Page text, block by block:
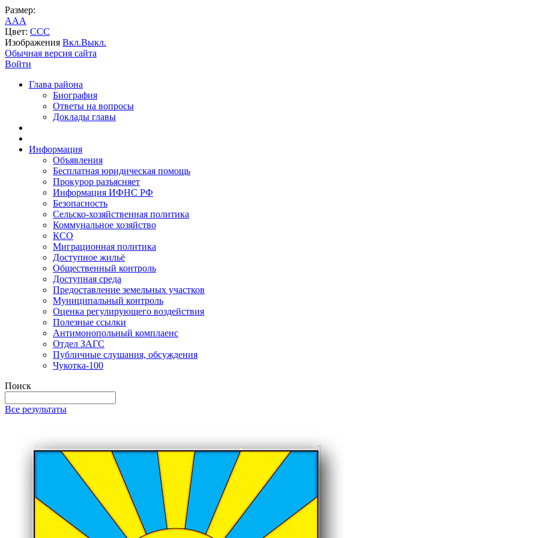
Размер:
AAA
Цвет: CCC
Изображения Вкл.Выкл.
Обычная версия сайта
Войти
Глава района
Биография
Ответы на вопросы
Доклады главы
Информация
Объявления
Бесплатная юридическая помощь
Прокурор разъясняет
Информация ИФНС РФ
Безопасность
Сельско-хозяйственная политика
Коммунальное хозяйство
КСО
Миграционная политика
Доступное жильё
Общественный контроль
Доступная среда
Предоставление земельных участков
Муниципальный контроль
Оценка регулирующего воздействия
Полезные ссылки
Антимонопольный комплаенс
Отдел ЗАГС
Публичные слушания, обсуждения
Чукотка-100
Поиск
Все результаты